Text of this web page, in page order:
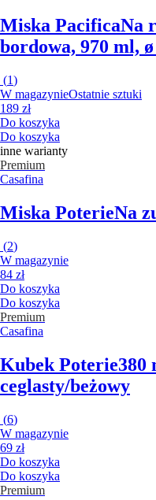
Miska PacificaNa
bordowa, 970 ml,
(1)
W magazynieOstatnie sztuki
189 zł
Do koszyka
Do koszyka
inne warianty
Premium
Casafina
Miska PoterieNa
(2)
W magazynie
84 zł
Do koszyka
Do koszyka
Premium
Casafina
Kubek Poterie380
ceglasty/beżowy
(6)
W magazynie
69 zł
Do koszyka
Do koszyka
Premium